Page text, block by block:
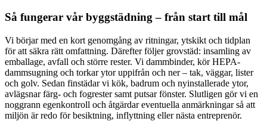
Så fungerar vår byggstädning – från start till mål
Vi börjar med en kort genomgång av ritningar, ytskikt och tidplan
för att säkra rätt omfattning. Därefter följer grovstäd: insamling av
emballage, avfall och större rester. Vi dammbinder, kör HEPA-
dammsugning och torkar ytor uppifrån och ner – tak, väggar, lister
och golv. Sedan finstädar vi kök, badrum och nyinstallerade ytor,
avlägsnar färg- och fogrester samt putsar fönster. Slutligen gör vi en
noggrann egenkontroll och åtgärdar eventuella anmärkningar så att
miljön är redo för besiktning, inflyttning eller nästa entreprenör.